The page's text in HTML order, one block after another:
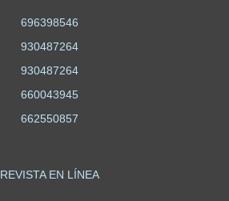
696398546
930487264
930487264
660043945
662550857
REVISTA EN LÍNEA